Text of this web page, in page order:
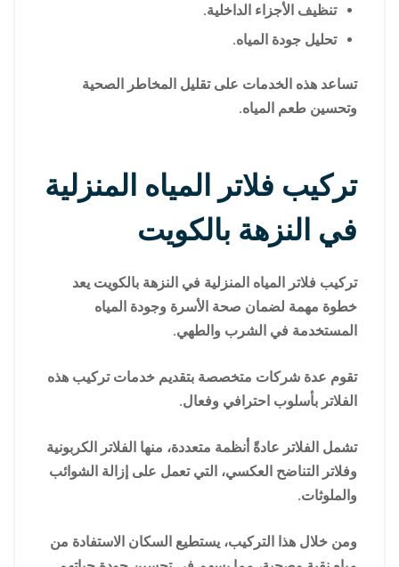
تنظيف الأجزاء الداخلية.
تحليل جودة المياه.
تساعد هذه الخدمات على تقليل المخاطر الصحية
وتحسين طعم المياه.
تركيب فلاتر المياه المنزلية
في النزهة بالكويت
تركيب فلاتر المياه المنزلية في النزهة بالكويت يعد
خطوة مهمة لضمان صحة الأسرة وجودة المياه
المستخدمة في الشرب والطهي.
تقوم عدة شركات متخصصة بتقديم خدمات تركيب هذه
الفلاتر بأسلوب احترافي وفعال.
تشمل الفلاتر عادةً أنظمة متعددة، منها الفلاتر الكربونية
وفلاتر التناضح العكسي، التي تعمل على إزالة الشوائب
والملوثات.
ومن خلال هذا التركيب، يستطيع السكان الاستفادة من